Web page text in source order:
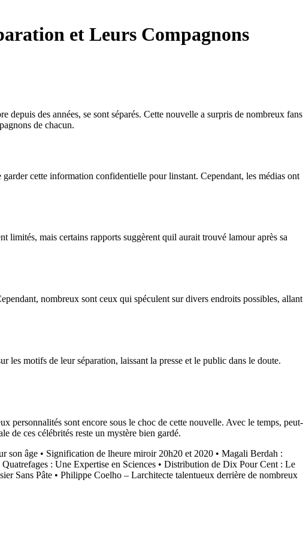
et Leurs Compagnons
des années, se sont séparés. Cette nouvelle a surpris de nombreux fans
de chacun.
cette information confidentielle pour linstant. Cependant, les médias ont
limités, mais certains rapports suggèrent quil aurait trouvé lamour après sa
nombreux sont ceux qui spéculent sur divers endroits possibles, allant
motifs de leur séparation, laissant la presse et le public dans le doute.
personnalités sont encore sous le choc de cette nouvelle. Avec le temps, peut-
de ces célébrités reste un mystère bien gardé.
son âge • Signification de lheure miroir 20h20 et 2020 • Magali Berdah :
: Une Expertise en Sciences • Distribution de Dix Pour Cent : Le
Sans Pâte • Philippe Coelho – Larchitecte talentueux derrière de nombreux